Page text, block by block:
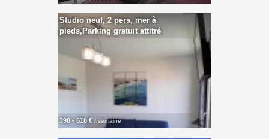
Studio neuf, 2 pers, mer à
pieds,Parking gratuit attitré
390 - 610 € / semaine